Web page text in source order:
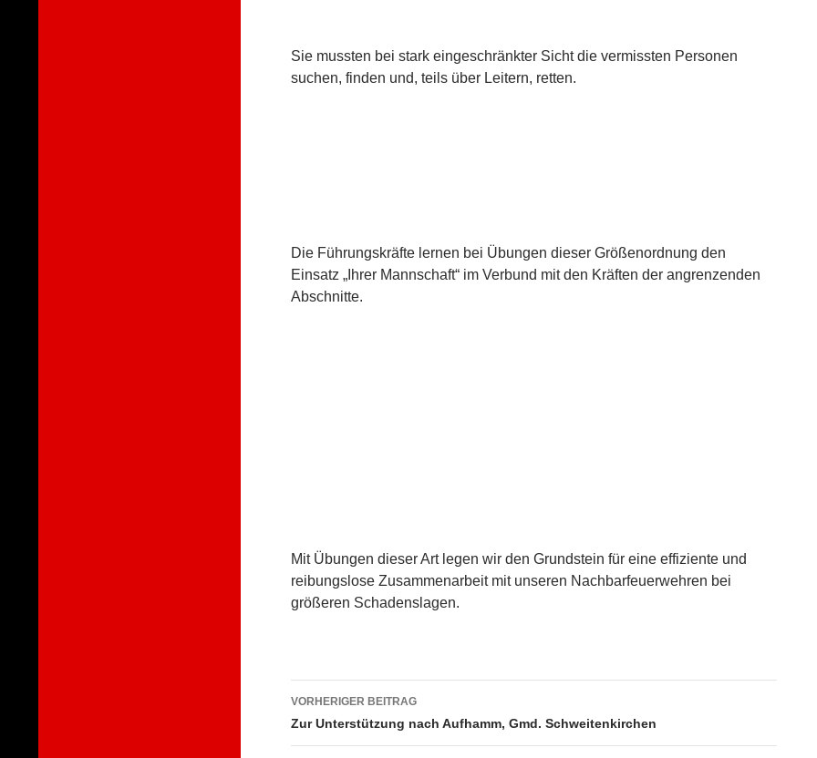
Sie mussten bei stark eingeschränkter Sicht die vermissten Personen
suchen, finden und, teils über Leitern, retten.
Die Führungskräfte lernen bei Übungen dieser Größenordnung den
Einsatz „Ihrer Mannschaft“ im Verbund mit den Kräften der angrenzenden
Abschnitte.
Mit Übungen dieser Art legen wir den Grundstein für eine effiziente und
reibungslose Zusammenarbeit mit unseren Nachbarfeuerwehren bei
größeren Schadenslagen.
Beitragsnavigation
VORHERIGER BEITRAG
Zur Unterstützung nach Aufhamm, Gmd. Schweitenkirchen